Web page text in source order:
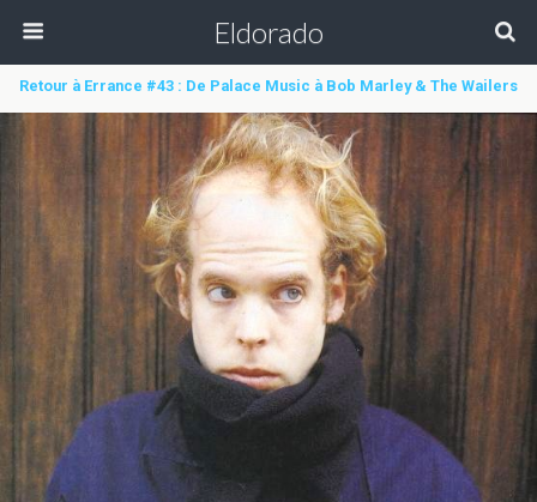
Eldorado
Retour à Errance #43 : De Palace Music à Bob Marley & The Wailers